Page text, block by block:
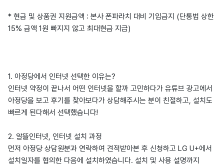
* 현금 및 상품권 지원금액 : 본사 폰파라치 대비 기입금지 (단통법 상한
15% 금액 1원 빠지지 않고 최대현금 지급)
1. 아정당에서 인터넷 선택한 이유는?
인터넷 약정이 끝나서 어떤 인터넷을 할까 고민하다가 유튜브 광고에서
아정당을 보고 후기를 찾아보다가 상담해주시는 분이 친절하고, 설치도
빠르게 된다해서 선택했습니다!
2. 알뜰인터넷, 인터넷 설치 과정
먼저 아정당 상담원분과 연락하여 견적받아본 후 신청하고 LG U+에서
설치일자를 협의한 다음에 설치하였습니다. 설치 및 사용 설명까지